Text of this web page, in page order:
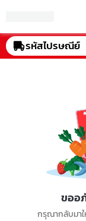
รหัสไปรษณีย์
ขออ
กรุณากลับมา